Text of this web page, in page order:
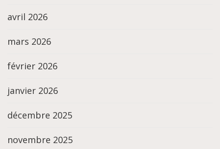
avril 2026
mars 2026
février 2026
janvier 2026
décembre 2025
novembre 2025